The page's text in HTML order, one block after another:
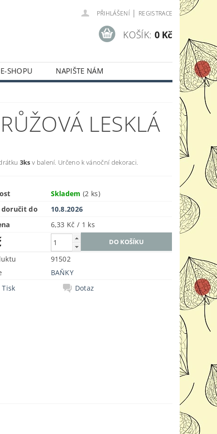
PŘIHLÁŠENÍ | REGISTRACE
KOŠÍK: 0 Kč
SHOPU NAPIŠTE NÁM
LESKLÁ
3ks v balení. Určeno k vánoční dekoraci.
Skladem(2 ks)
doručit do
10.8.2026
6,33 Kč / 1 ks
91502
BAŇKY
Tisk
Dotaz